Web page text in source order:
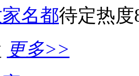
名都待定热度
更多>>